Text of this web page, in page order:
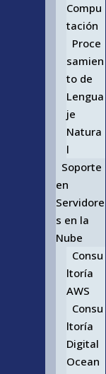
Compu
tación
Proce
samien
to de
Lengua
je
Natura
l
Soporte
en
Servidore
s en la
Nube
Consu
ltoría
AWS
Consu
ltoría
Digital
Ocean